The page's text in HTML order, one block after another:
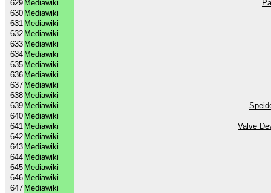
629 Mediawiki
630 Mediawiki
631 Mediawiki
632 Mediawiki
633 Mediawiki
634 Mediawiki
635 Mediawiki
636 Mediawiki
637 Mediawiki
638 Mediawiki
639 Mediawiki
640 Mediawiki
641 Mediawiki
Valve
642 Mediawiki
643 Mediawiki
644 Mediawiki
645 Mediawiki
646 Mediawiki
647 Mediawiki